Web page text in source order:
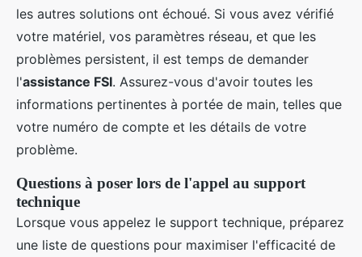
les autres solutions ont échoué. Si vous avez vérifié
votre matériel, vos paramètres réseau, et que les
problèmes persistent, il est temps de demander
l'assistance FSI. Assurez-vous d'avoir toutes les
informations pertinentes à portée de main, telles que
votre numéro de compte et les détails de votre
problème.
Questions à poser lors de l'appel au support
technique
Lorsque vous appelez le support technique, préparez
une liste de questions pour maximiser l'efficacité de